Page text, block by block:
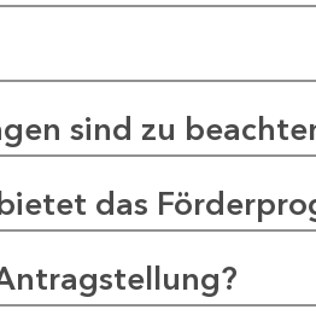
sind zu
das